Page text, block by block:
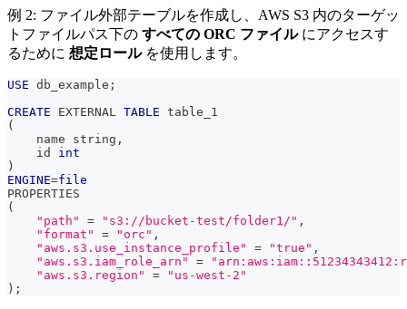
例 2: ファイル外部テーブルを作成し、AWS S3 内のターゲッ
トファイルパス下の すべての ORC ファイルにアクセスす
るために 想定ロールを使用します。
USE db_example ;
CREATE EXTERNAL TABLE table_1
(
    name string
,
    id
int
)
ENGINE=file
PROPERTIES
(
"path"
= "s3://bucket-test/folder1/" ,
"format"
= "orc" ,
"aws.s3.use_instance_profile"
= "true" ,
"aws.s3.iam_role_arn"
=
"aws.s3.region"
=
"us-west-2"
) ;